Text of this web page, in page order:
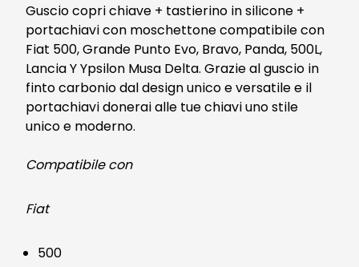
Guscio copri chiave + tastierino in silicone +
portachiavi con moschettone compatibile con
Fiat 500, Grande Punto Evo, Bravo, Panda, 500L,
Lancia Y Ypsilon Musa Delta. Grazie al guscio in
finto carbonio dal design unico e versatile e il
portachiavi donerai alle tue chiavi uno stile
unico e moderno.
Compatibile con
Fiat
500